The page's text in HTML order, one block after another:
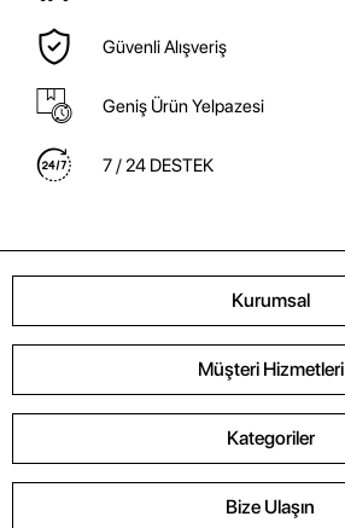
Güvenli Alışveriş
Geniş Ürün Yelpazesi
7 / 24 DESTEK
Kurumsal
Müşteri Hizmetleri
Kategoriler
Bize Ulaşın